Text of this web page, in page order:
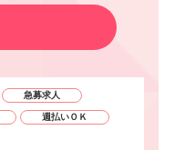
急募求人
週払いＯＫ